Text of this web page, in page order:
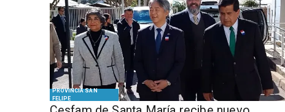
PROVINCIA SAN
FELIPE